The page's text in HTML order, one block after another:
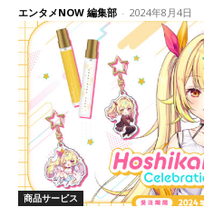
エンタメNOW 編集部 - 2024年8月4日
商品サービス